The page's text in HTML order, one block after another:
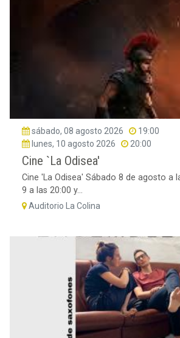
sábado, 08 agosto 2026
19:00
lunes, 10 agosto 2026
20:00
Cine `La Odisea'
Cine 'La Odisea' Sábado 8 de agosto a
9 a las 20:00 y...
Auditorio La Colina